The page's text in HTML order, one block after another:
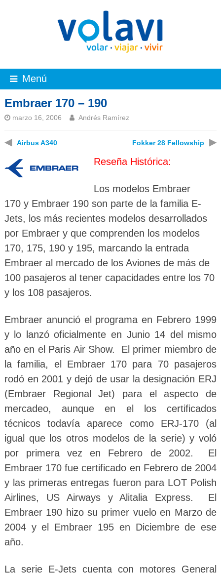
Menú
Embraer 170 – 190
marzo 16, 2006 Andrés Ramírez
◀ Airbus A340 Fokker 28 Fellowship
▶
Reseña Histórica:
Los modelos Embraer
170 y Embraer 190 son parte de la familia E-
Jets, los más recientes modelos desarrollados
por Embraer y que comprenden los modelos
170, 175, 190 y 195, marcando la entrada
Embraer al mercado de los Aviones de más de
100 pasajeros al tener capacidades entre los 70
y los 108 pasajeros.
Embraer anunció el programa en Febrero 1999
y lo lanzó oficialmente en Junio 14 del mismo
año en el Paris Air Show. El primer miembro de
la familia, el Embraer 170 para 70 pasajeros
rodó en 2001 y dejó de usar la designación ERJ
(Embraer Regional Jet) para el aspecto de
mercadeo, aunque en el los certificados
técnicos todavía aparece como ERJ-170 (al
igual que los otros modelos de la serie) y voló
por primera vez en Febrero de 2002. El
Embraer 170 fue certificado en Febrero de 2004
y las primeras entregas fueron para LOT Polish
Airlines, US Airways y Alitalia Express. El
Embraer 190 hizo su primer vuelo en Marzo de
2004 y el Embraer 195 en Diciembre de ese
año.
La serie E-Jets cuenta con motores General